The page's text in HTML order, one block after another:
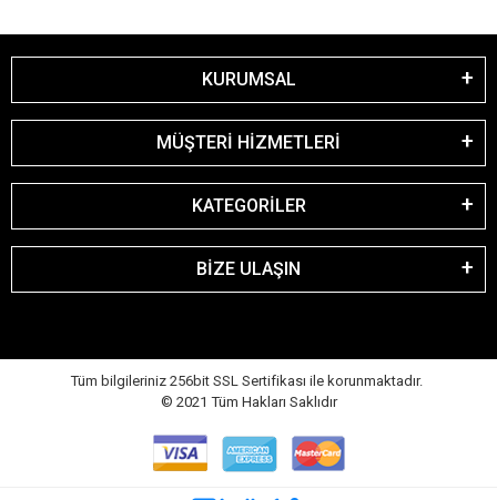
KURUMSAL
MÜŞTERİ HİZMETLERİ
KATEGORİLER
BİZE ULAŞIN
Tüm bilgileriniz 256bit SSL Sertifikası ile korunmaktadır.
© 2021 Tüm Hakları Saklıdır